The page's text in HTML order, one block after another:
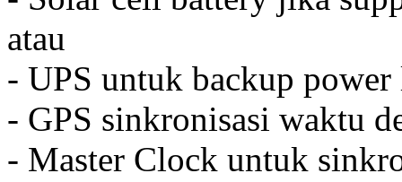
atau
- UPS untuk backup
- GPS sinkronisasi waktu
- Master Clock untuk